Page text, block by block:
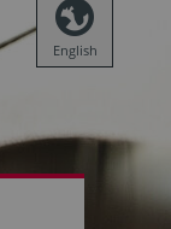
English